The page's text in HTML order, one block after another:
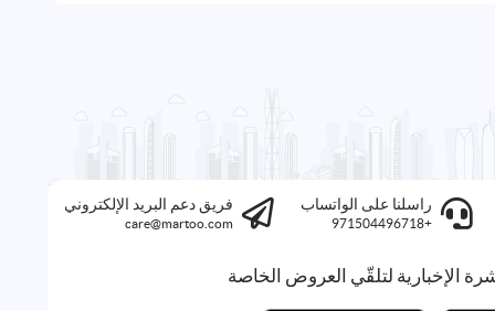
راسلنا على الواتساب
+971504496718
فريق دعم البريد الإلكتروني
care@martoo.com
الإخبارية لتلقّي العروض الخاصة